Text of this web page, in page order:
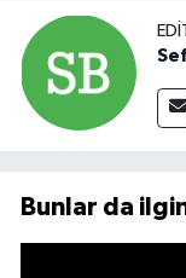
Bunlar da